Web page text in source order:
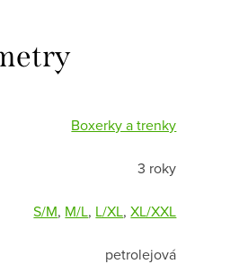
Boxerky a trenky
3 roky
S/M, M/L, L/XL,XL/XXL
petrolejová